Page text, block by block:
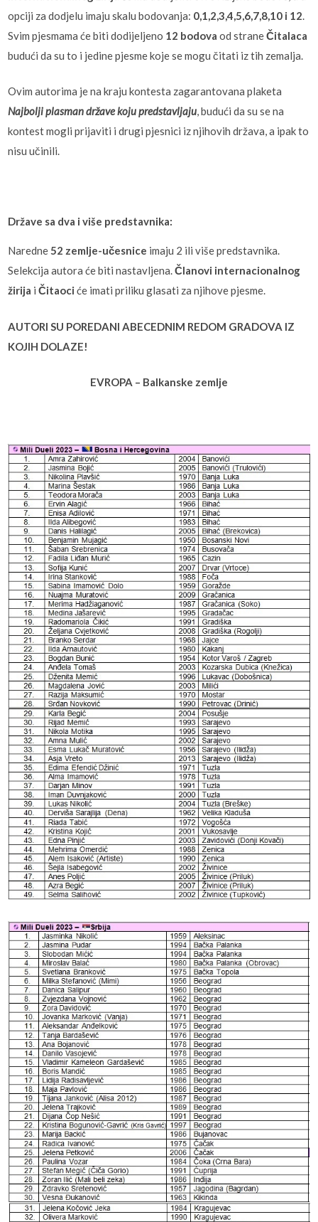
opciji za dodjelu imaju skalu bodovanja: 0,1,2,3,4,5,6,7,8,10 i 12.
Svim pjesmama će biti dodijeljeno 12 bodova od straneČitalaca
budući da su to i jedine pjesme koje se mogu čitati iz tih zemalja.
Ovim autorima je na kraju kontesta zagarantovana plaketa
Najbolji plasman države koju predstavljaju, budući da su se na
kontest mogli prijaviti i drugi pjesnici iz njihovih država, a ipak to
nisu učinili.
Države sa dva i više predstavnika:
Naredne52 zemlje-učesnice imaju 2 ili više predstavnika.
Selekcija autora će biti nastavljena.Članovi internacionalnog
žirija iČitaoci će imati priliku glasati za njihove pjesme.
AUTORI SU POREDANI ABECEDNIM REDOM GRADOVA IZ
KOJIH DOLAZE!
EVROPA – Balkanske zemlje